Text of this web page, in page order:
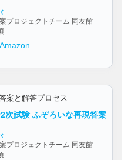
プロジェクトチーム 同友館
Amazon
案と解答プロセス
次試験 ふぞろいな再現答案
プロジェクトチーム 同友館